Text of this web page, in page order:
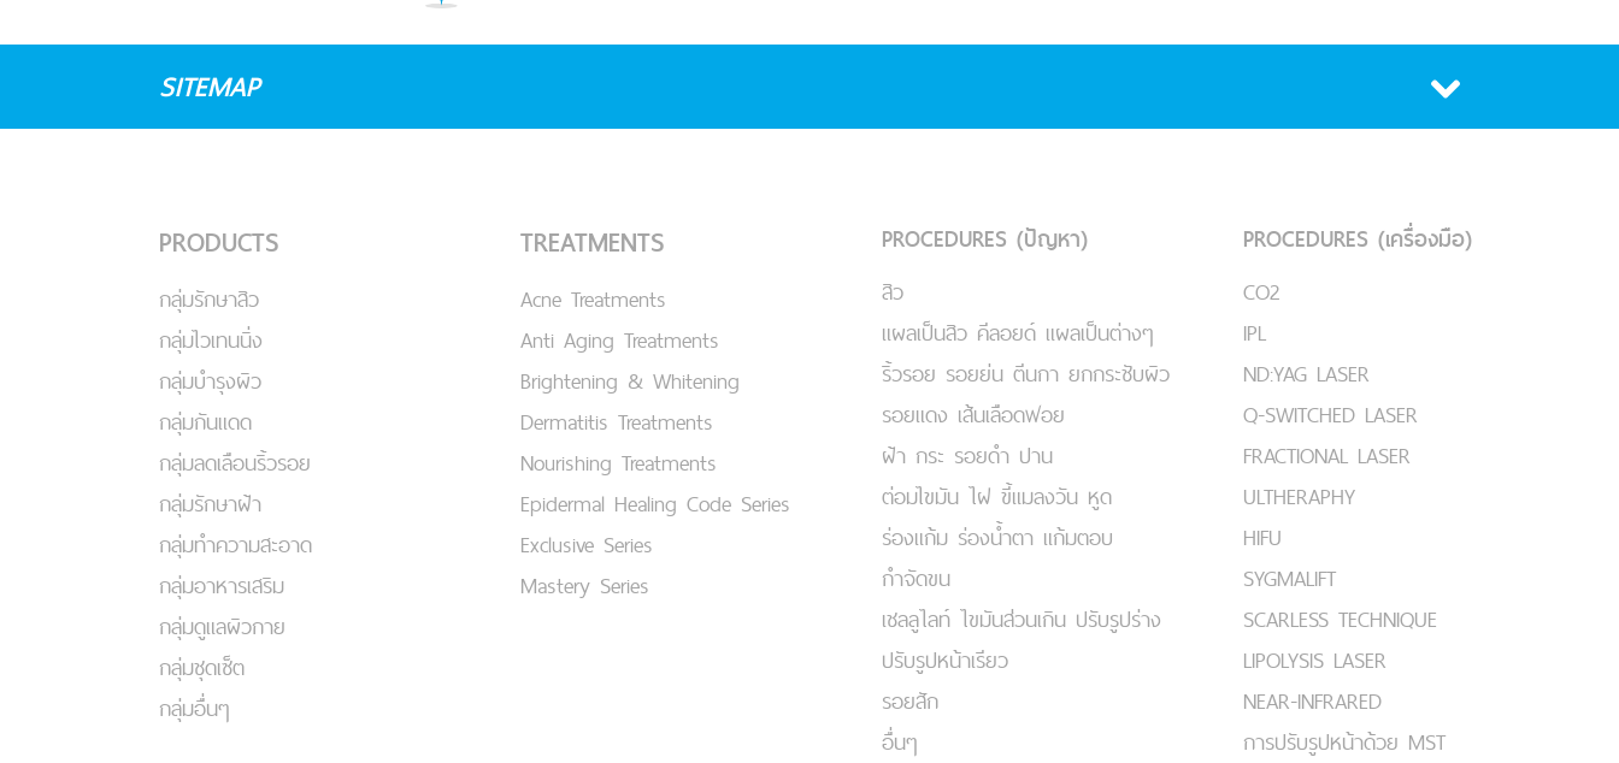
SITEMAP
PRODUCTS
กลุ่มรักษาสิว
กลุ่มไวเทนนิ่ง
กลุ่มบำรุงผิว
กลุ่มกันแดด
กลุ่มลดเลือนริ้วรอย
กลุ่มรักษาฝ้า
กลุ่มทำความสะอาด
กลุ่มอาหารเสริม
กลุ่มดูแลผิวกาย
กลุ่มชุดเซ็ต
กลุ่มอื่นๆ
TREATMENTS
Acne Treatments
Anti Aging Treatments
Brightening & Whitening
Dermatitis Treatments
Nourishing Treatments
Epidermal Healing Code Series
Exclusive Series
Mastery Series
PROCEDURES (ปัญหา)
สิว
แผลเป็นสิว คีลอยด์ แผลเป็นต่างๆ
ริ้วรอย รอยย่น ตีนกา ยกกระชับผิว
รอยแดง เส้นเลือดฟอย
ฝ้า กระ รอยดำ ปาน
ต่อมไขมัน ไฝ ขี้แมลงวัน หูด
ร่องแก้ม ร่องน้ำตา แก้มตอบ
กำจัดขน
เชลลูไลท์ ไขมันส่วนเกิน ปรับรูปร่าง
ปรับรูปหน้าเรียว
รอยสัก
อื่นๆ
PROCEDURES (เครื่องมือ)
CO2
IPL
ND:YAG LASER
Q-SWITCHED LASER
FRACTIONAL LASER
ULTHERAPHY
HIFU
SYGMALIFT
SCARLESS TECHNIQUE
LIPOLYSIS LASER
NEAR-INFRARED
การปรับรูปหน้าด้วย MST